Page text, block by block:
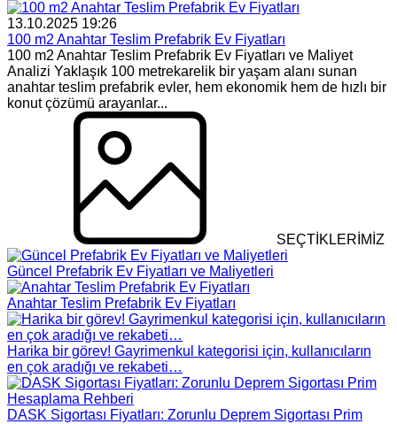
13.10.2025 19:26
100 m2 Anahtar Teslim Prefabrik Ev Fiyatları
100 m2 Anahtar Teslim Prefabrik Ev Fiyatları ve Maliyet
Analizi Yaklaşık 100 metrekarelik bir yaşam alanı sunan
anahtar teslim prefabrik evler, hem ekonomik hem de hızlı bir
konut çözümü arayanlar...
SEÇTİKLERİMİZ
Güncel Prefabrik Ev Fiyatları ve Maliyetleri
Anahtar Teslim Prefabrik Ev Fiyatları
Harika bir görev! Gayrimenkul kategorisi için, kullanıcıların
en çok aradığı ve rekabeti…
DASK Sigortası Fiyatları: Zorunlu Deprem Sigortası Prim